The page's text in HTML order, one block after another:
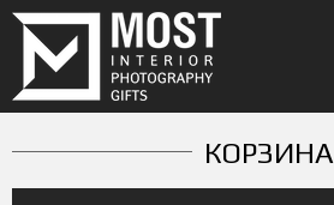
КОРЗИНА